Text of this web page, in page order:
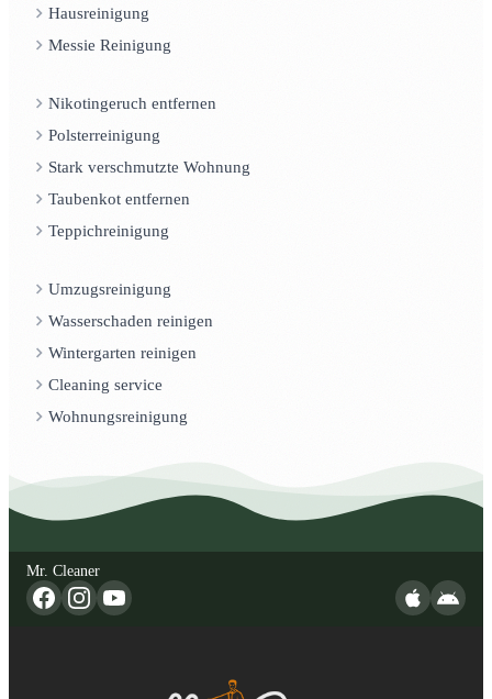
Hausreinigung
Messie Reinigung
Nikotingeruch entfernen
Polsterreinigung
Stark verschmutzte Wohnung
Taubenkot entfernen
Teppichreinigung
Umzugsreinigung
Wasserschaden reinigen
Wintergarten reinigen
Cleaning service
Wohnungsreinigung
Mr. Cleaner